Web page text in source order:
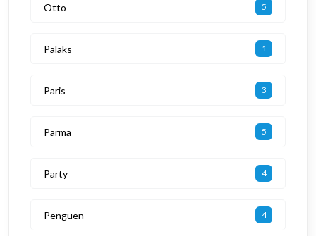
Otto 5
Palaks 1
Paris 3
Parma 5
Party 4
Penguen 4